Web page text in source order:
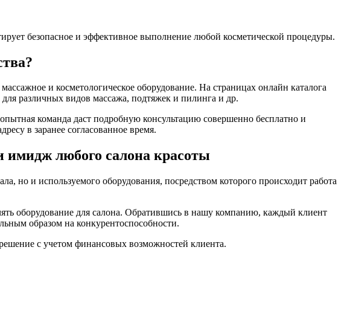
безопасное и эффективное выполнение любой косметической процедуры.
и косметологическое оборудование. На страницах онлайн каталога
различных видов массажа, подтяжек и пилинга и др.
команда даст подробную консультацию совершенно бесплатно и
в заранее согласованное время.
имидж любого салона красоты
но и используемого оборудования, посредством которого происходит работа
оборудование для салона. Обратившись в нашу компанию, каждый клиент
образом на конкурентоспособности.
с учетом финансовых возможностей клиента.